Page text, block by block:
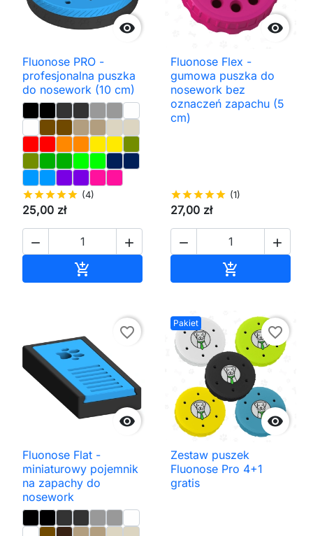

Fluonose PRO -
profesjonalna puszka
do nosework (10 cm)
starstarstarstarstar (4)
25,00 zł
 


Fluonose Flex -
gumowa puszka do
nosework bez
oznaczeń zapachu (5
cm)
starstarstarstarstar (1)
27,00 zł
 


favorite_border
Fluonose Flat -
miniaturowy pojemnik
na zapachy do
nosework
Pakiet

favorite_border
Zestaw puszek
Fluonose Pro 4+1
gratis